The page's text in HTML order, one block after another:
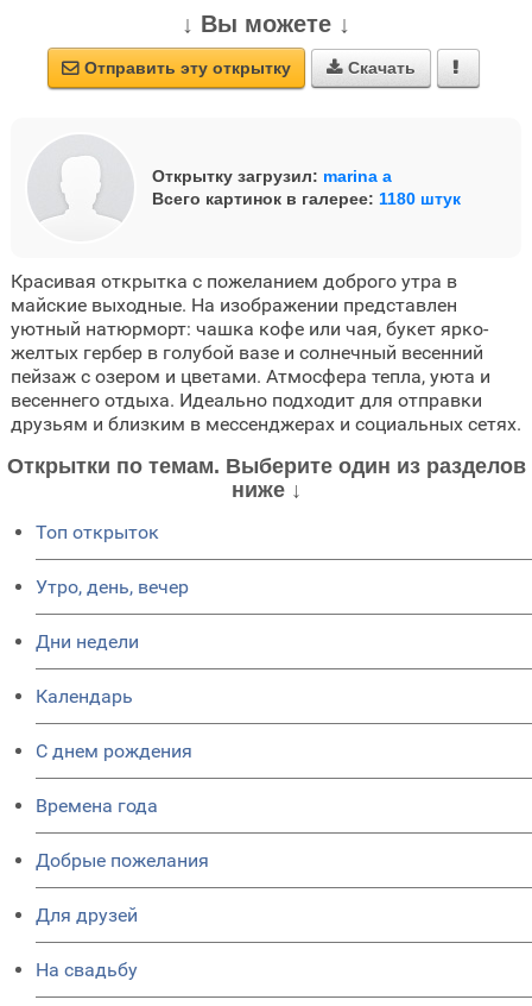
↓ Вы можете ↓
 Отправить эту открытку  Скачать 
Открытку загрузил: marina a
Всего картинок в галерее: 1180 штук
Красивая открытка с пожеланием доброго утра в
майские выходные. На изображении представлен
уютный натюрморт: чашка кофе или чая, букет ярко-
желтых гербер в голубой вазе и солнечный весенний
пейзаж с озером и цветами. Атмосфера тепла, уюта и
весеннего отдыха. Идеально подходит для отправки
друзьям и близким в мессенджерах и социальных сетях.
Открытки по темам. Выберите один из разделов
ниже ↓
Топ открыток
Утро, день, вечер
Дни недели
Календарь
C днем рождения
Времена года
Добрые пожелания
Для друзей
На свадьбу